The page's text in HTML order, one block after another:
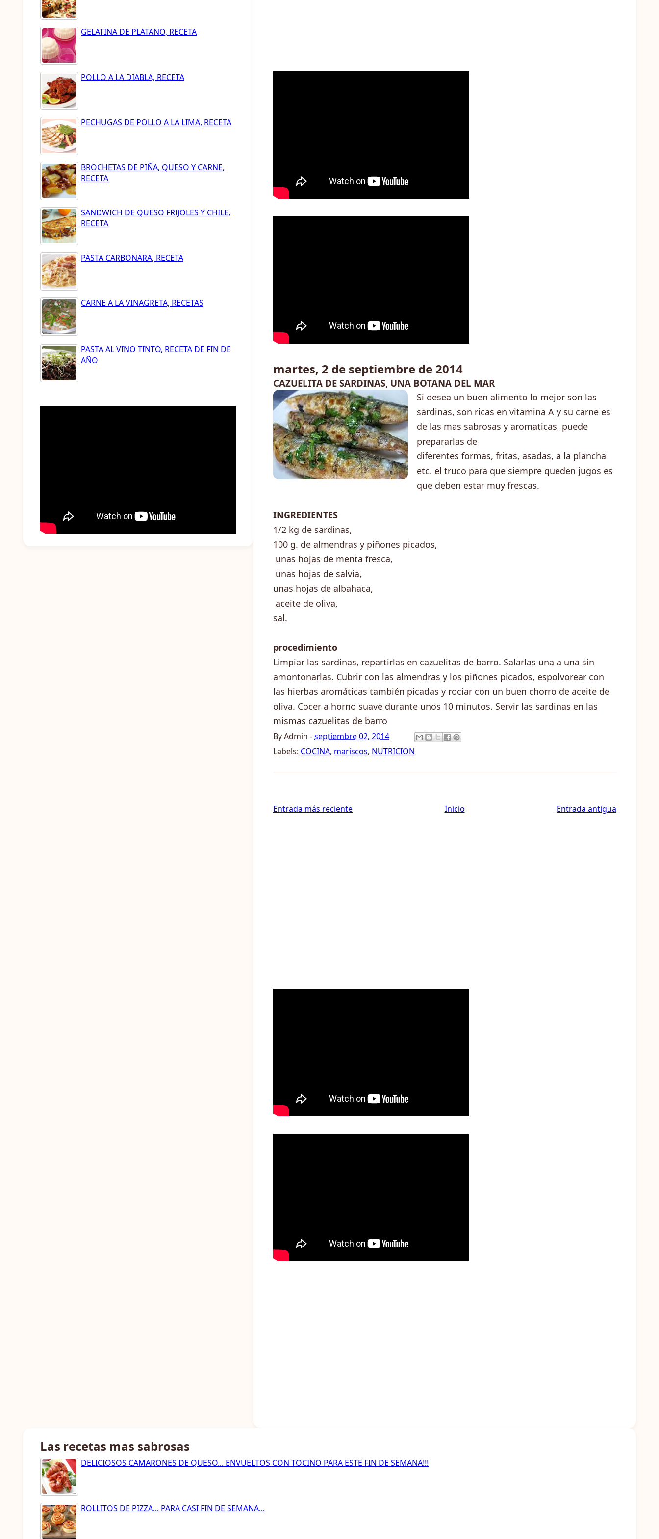
GELATINA DE PLATANO, RECETA
POLLO A LA DIABLA, RECETA
PECHUGAS DE POLLO A LA LIMA, RECETA
BROCHETAS DE PIÑA, QUESO Y CARNE,
RECETA
SANDWICH DE QUESO FRIJOLES Y CHILE,
RECETA
PASTA CARBONARA, RECETA
CARNE A LA VINAGRETA, RECETAS
PASTA AL VINO TINTO, RECETA DE FIN DE
AÑO
martes, 2 de septiembre de 2014
CAZUELITA DE SARDINAS, UNA BOTANA DEL MAR
Si desea un buen alimento lo mejor son las
sardinas, son ricas en vitamina A y su carne es
de las mas sabrosas y aromaticas, puede
prepararlas de
diferentes formas, fritas, asadas, a la plancha
etc. el truco para que siempre queden jugos es
que deben estar muy frescas.
INGREDIENTES
1/2 kg de sardinas,
100 g. de almendras y piñones picados,
unas hojas de menta fresca,
unas hojas de salvia,
unas hojas de albahaca,
aceite de oliva,
sal.
procedimiento
Limpiar las sardinas, repartirlas en cazuelitas de barro. Salarlas una a una sin
amontonarlas. Cubrir con las almendras y los piñones picados, espolvorear con
las hierbas aromáticas también picadas y rociar con un buen chorro de aceite de
oliva. Cocer a horno suave durante unos 10 minutos. Servir las sardinas en las
mismas cazuelitas de barro
ByAdmin -septiembre 02, 2014
Labels: COCINA, mariscos, NUTRICION
Entrada más reciente Entrada antigua
Inicio
Las recetas mas sabrosas
DELICIOSOS CAMARONES DE QUESO... ENVUELTOS CON TOCINO PARA ESTE FIN DE SEMANA!!!
ROLLITOS DE PIZZA... PARA CASI FIN DE SEMANA...